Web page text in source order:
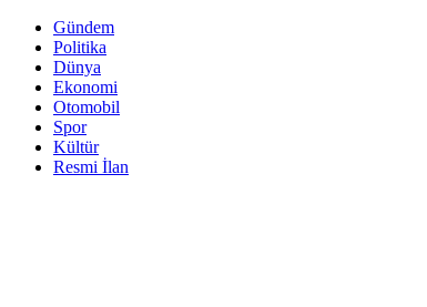
Gündem
Politika
Dünya
Ekonomi
Otomobil
Spor
Kültür
Resmi İlan